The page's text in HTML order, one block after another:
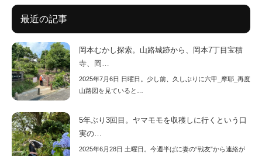
最近の記事
岡本むかし探索。山路城跡から、岡本7丁目宝積
寺、岡…
2025年7月6日 日曜日。少し前、久しぶりに六甲_摩耶_再度
山路図を見ていると…
5年ぶり3回目。ヤマモモを収穫しに行くという口
実の…
2025年6月28日 土曜日。今週半ばに妻の“戦友”から連絡が